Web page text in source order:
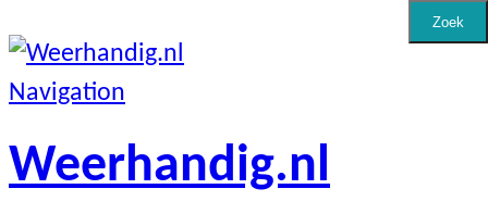
Navigation
Weerhandig.nl
Zoek